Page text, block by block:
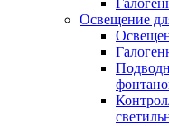
Освещение